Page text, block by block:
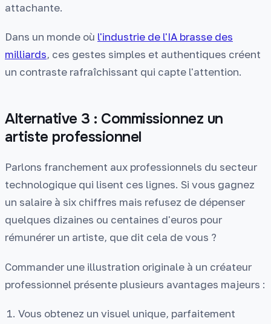
attachante.
Dans un monde où l'industrie de l'IA brasse des
milliards, ces gestes simples et authentiques créent
un contraste rafraîchissant qui capte l'attention.
Alternative 3 : Commissionnez un
artiste professionnel
Parlons franchement aux professionnels du secteur
technologique qui lisent ces lignes. Si vous gagnez
un salaire à six chiffres mais refusez de dépenser
quelques dizaines ou centaines d'euros pour
rémunérer un artiste, que dit cela de vous ?
Commander une illustration originale à un créateur
professionnel présente plusieurs avantages majeurs :
Vous obtenez un visuel unique, parfaitement